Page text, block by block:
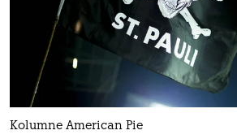
Kolumne American Pie